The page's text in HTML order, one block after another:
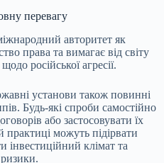
перевагу
авторитет як
права та вимагає від світу
російської агресії.
установи також повинні
Будь-які спроби самостійно
або застосовувати їх
практиці можуть підірвати
інвестиційний клімат та